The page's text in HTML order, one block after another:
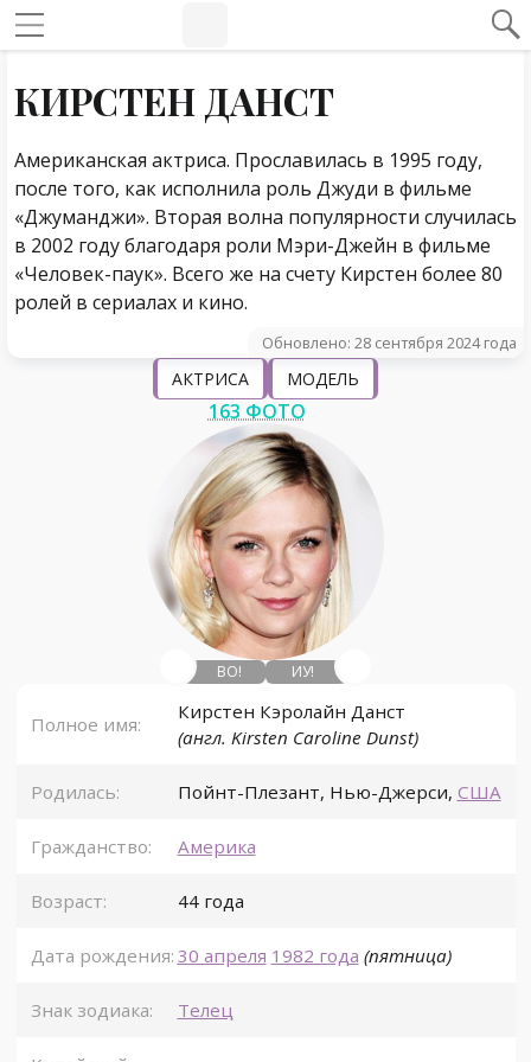
КИРСТЕН ДАНСТ
Американская актриса. Прославилась в 1995 году,
после того, как исполнила роль Джуди в фильме
«Джуманджи». Вторая волна популярности случилась
в 2002 году благодаря роли Мэри-Джейн в фильме
«Человек-паук». Всего же на счету Кирстен более 80
ролей в сериалах и кино.
Обновлено: 28 сентября 2024 года
АКТРИСА МОДЕЛЬ
163 ФОТО
ВО! ИУ!
Полное имя:
Кирстен Кэролайн Данст
(англ. Kirsten Caroline Dunst)
Родилась: Пойнт-Плезант, Нью-Джерси, США
Гражданство: Америка
Возраст: 44 года
Дата рождения: 30 апреля 1982 года (пятница)
Знак зодиака: Телец